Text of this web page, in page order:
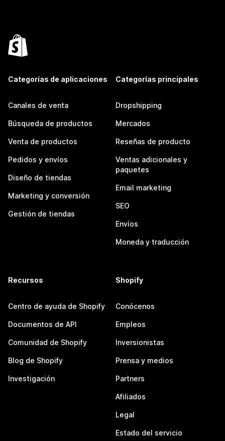
Categorías de aplicaciones
Canales de venta
Búsqueda de productos
Venta de productos
Pedidos y envíos
Diseño de tiendas
Marketing y conversión
Gestión de tiendas
Categorías principales
Dropshipping
Mercados
Reseñas de producto
Ventas adicionales y
paquetes
Email marketing
SEO
Envíos
Moneda y traducción
Recursos
Centro de ayuda de Shopify
Documentos de API
Comunidad de Shopify
Blog de Shopify
Investigación
Shopify
Conócenos
Empleos
Inversionistas
Prensa y medios
Partners
Afiliados
Legal
Estado del servicio